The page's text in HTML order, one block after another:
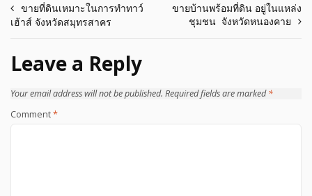
Post
navigation
ขายที่ดินเหมาะในการทำทาว์
เฮ้าส์ จังหวัดสมุทรสาคร
ขายบ้านพร้อมที่ดิน อยู่ในแหล่ง
ชุมชน ​ จังหวัดหนองคาย​
Leave a Reply
Your email address will not be published. Required fields are marked*
Comment*